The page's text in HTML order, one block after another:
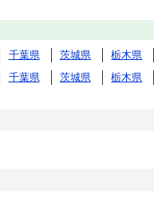
千葉県 茨城県 栃木県
千葉県 茨城県 栃木県